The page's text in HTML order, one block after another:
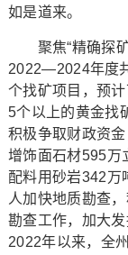
如是道来。
聚焦“精确探矿”
2022—2024年度
个找矿项目，预
5个以上的黄金找
积极争取财政资
增饰面石材595万
配料用砂岩342万
人加快地质勘查
勘查工作，加大
2022年以来，全